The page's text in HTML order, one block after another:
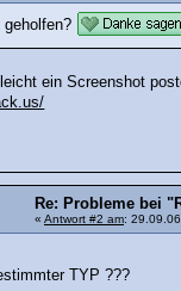
geholfen?
ein Screenshot
Re: Probleme bei
« Antwort #2 am:
TYP ???